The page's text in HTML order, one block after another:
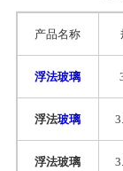
产品名称
浮法玻璃
浮法玻璃
浮法玻璃